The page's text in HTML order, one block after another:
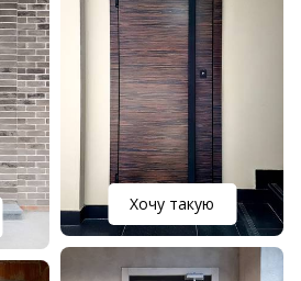
Хочу такую